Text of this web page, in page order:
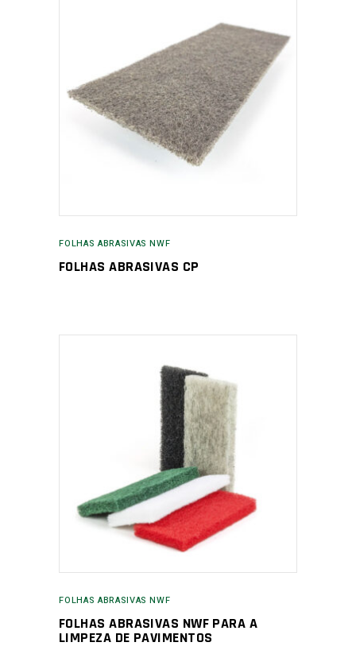
FOLHAS ABRASIVAS NWF
FOLHAS ABRASIVAS CP
FOLHAS ABRASIVAS NWF
FOLHAS ABRASIVAS NWF PARA A
LIMPEZA DE PAVIMENTOS